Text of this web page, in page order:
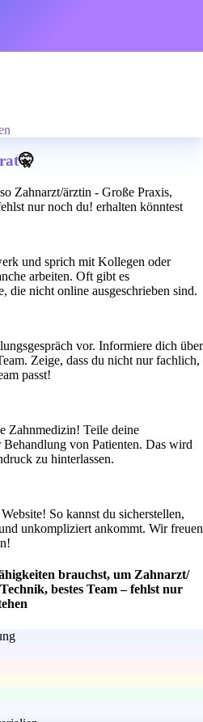
🤫
Zahnarzt/ärztin - Große Praxis,
nur noch du! erhalten könntest
und sprich mit Kollegen oder
arbeiten. Oft gibt es
die nicht online ausgeschrieben sind.
vor. Informiere dich über
Zeige, dass du nicht nur fachlich,
passt!
Zahnmedizin! Teile deine
von Patienten. Das wird
zu hinterlassen.
So kannst du sicherstellen,
unkompliziert ankommt. Wir freuen
brauchst, um Zahnarzt/
bestes Team – fehlst nur